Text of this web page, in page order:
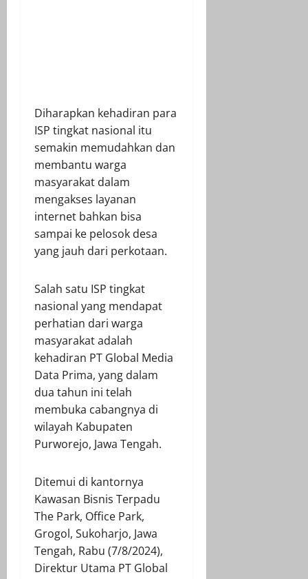
Diharapkan kehadiran para
ISP tingkat nasional itu
semakin memudahkan dan
membantu warga
masyarakat dalam
mengakses layanan
internet bahkan bisa
sampai ke pelosok desa
yang jauh dari perkotaan.
Salah satu ISP tingkat
nasional yang mendapat
perhatian dari warga
masyarakat adalah
kehadiran PT Global Media
Data Prima, yang dalam
dua tahun ini telah
membuka cabangnya di
wilayah Kabupaten
Purworejo, Jawa Tengah.
Ditemui di kantornya
Kawasan Bisnis Terpadu
The Park, Office Park,
Grogol, Sukoharjo, Jawa
Tengah, Rabu (7/8/2024),
Direktur Utama PT Global